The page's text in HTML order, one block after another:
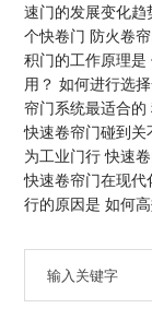
速门的发展变化趋
个快卷门 防火卷
积门的工作原理是
用？ 如何进行选
帘门系统最适合的
快速卷帘门碰到关
为工业门行 快速
快速卷帘门在现代
行的原因是 如何